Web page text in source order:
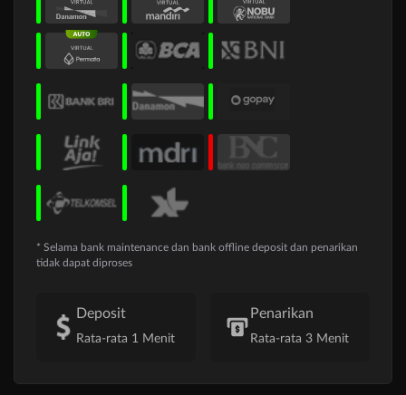
* Selama bank maintenance dan bank offline deposit dan penarikan
tidak dapat diproses
Deposit
Rata-rata 1 Menit
Penarikan
Rata-rata 3 Menit